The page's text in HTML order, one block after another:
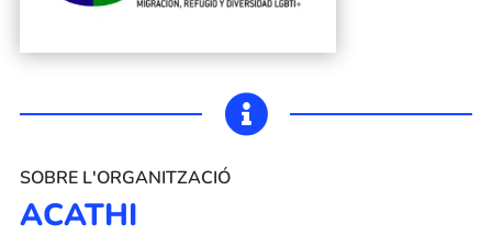

SOBRE L'ORGANITZACIÓ
ACATHI